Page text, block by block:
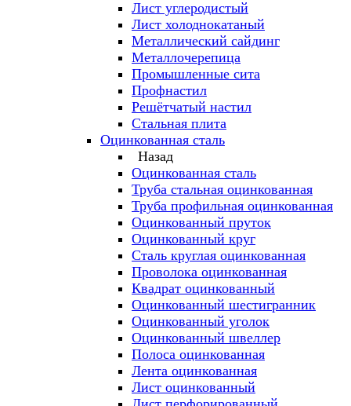
Лист углеродистый
Лист холоднокатаный
Металлический сайдинг
Металлочерепица
Промышленные сита
Профнастил
Решётчатый настил
Стальная плита
Оцинкованная сталь
Назад
Оцинкованная сталь
Труба стальная оцинкованная
Труба профильная оцинкованная
Оцинкованный пруток
Оцинкованный круг
Сталь круглая оцинкованная
Проволока оцинкованная
Квадрат оцинкованный
Оцинкованный шестигранник
Оцинкованный уголок
Оцинкованный швеллер
Полоса оцинкованная
Лента оцинкованная
Лист оцинкованный